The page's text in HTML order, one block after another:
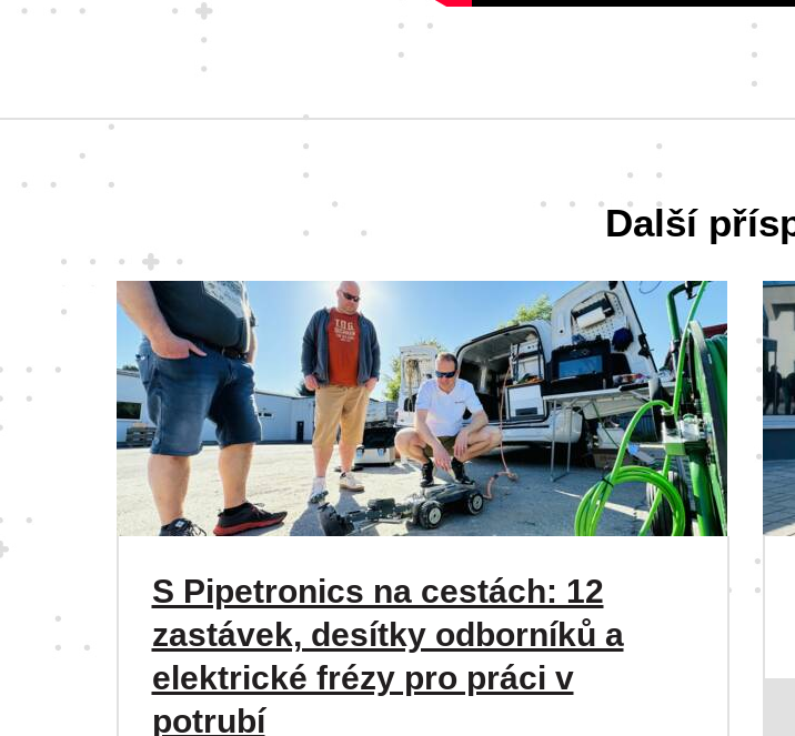
Další
S Pipetronics na cestách: 12
zastávek, desítky odborníků a
elektrické frézy pro práci v
potrubí